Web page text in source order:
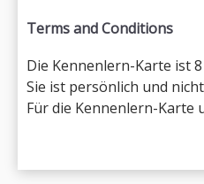
Terms and Conditions
Die Kennenlern-Karte ist
Sie ist persönlich und
Für die Kennenlern-Karte